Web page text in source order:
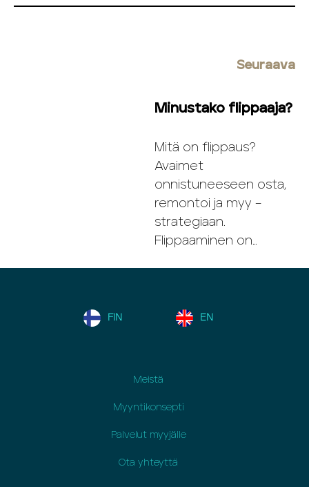
Seuraava
Minustako flippaaja?
Mitä on flippaus?
Avaimet
onnistuneeseen osta,
remontoi ja myy –
strategiaan.
Flippaaminen on…
FIN EN
Meistä
Myyntikonsepti
Palvelut myyjälle
Ota yhteyttä